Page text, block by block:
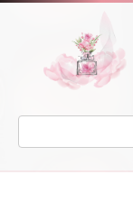
Перейти
Поиск: